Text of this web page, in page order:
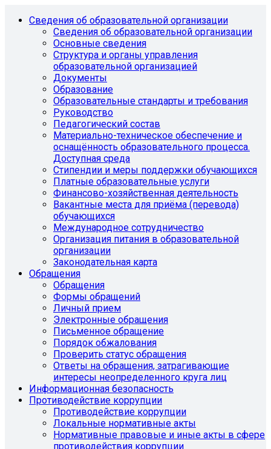
Сведения об образовательной организации
Сведения об образовательной организации
Основные сведения
Структура и органы управления
образовательной организацией
Документы
Образование
Образовательные стандарты и требования
Руководство
Педагогический состав
Материально-техническое обеспечение и
оснащённость образовательного процесса.
Доступная среда
Стипендии и меры поддержки обучающихся
Платные образовательные услуги
Финансово-хозяйственная деятельность
Вакантные места для приёма (перевода)
обучающихся
Международное сотрудничество
Организация питания в образовательной
организации
Законодательная карта
Обращения
Обращения
Формы обращений
Личный прием
Электронные обращения
Письменное обращение
Порядок обжалования
Проверить статус обращения
Ответы на обращения, затрагивающие
интересы неопределенного круга лиц
Информационная безопасность
Противодействие коррупции
Противодействие коррупции
Локальные нормативные акты
Нормативные правовые и иные акты в сфере
противодействия коррупции